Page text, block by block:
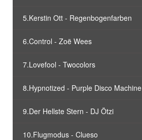
5.Kerstin Ott - Regenbogenfarben
6.Control - Zoë Wees
7.Lovefool - Twocolors
8.Hypnotized - Purple Disco Machine
9.Der Hellste Stern - DJ Ötzi
10.Flugmodus - Clueso